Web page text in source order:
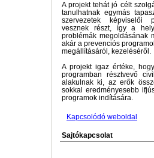
A projekt tehát jó célt
tanulhatnak egymás
szervezetek képviselői
vesznek részt, így a
problémák megoldásának
akár a prevenciós
megállításáról, kezeléséről.
A projekt igaz értéke,
programban résztvevő
alakulnak ki, az erők
sokkal eredményesebb
programok indítására.
Kapcsolódó weboldal
Sajtókapcsolat